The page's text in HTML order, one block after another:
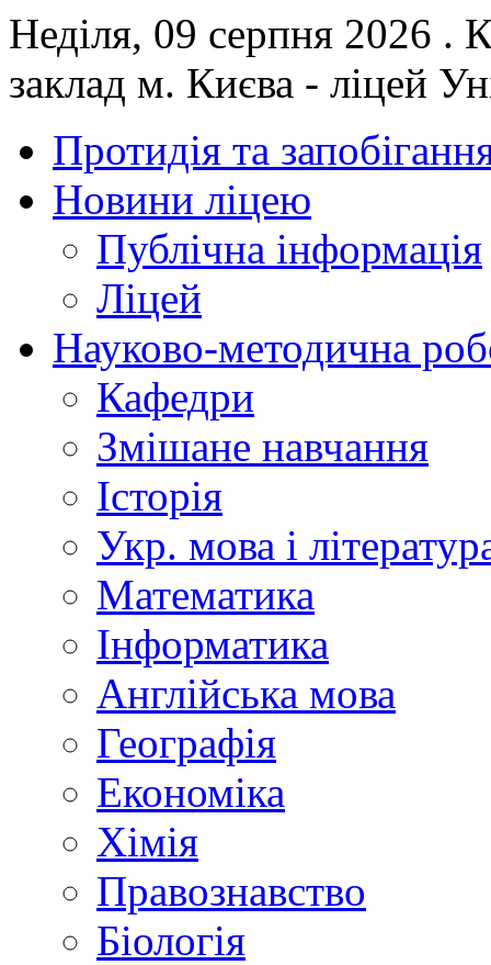
Неділя, 09 серпня 2026 .
заклад м. Києва - ліцей
Протидія та
Новини ліцею
Публічна інформація
Ліцей
Науково-методична
Кафедри
Змішане навчання
Історія
Укр. мова і
Математика
Інформатика
Англійська мова
Географія
Економіка
Хімія
Правознавство
Біологія